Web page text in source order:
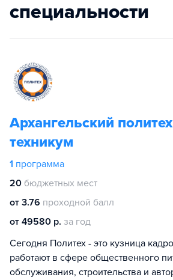
специальности
Архангельский
техникум
1 программа
20 бюджетных мест
от 3.76 проходной балл
от 49580 р. за год
Сегодня Политех - это кузница
работают в сфере общественного
обслуживания, строительства и